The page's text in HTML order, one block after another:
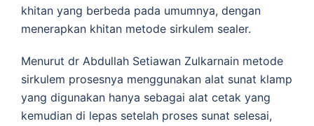
khitan yang berbeda pada umumnya, dengan
menerapkan khitan metode sirkulem sealer.
Menurut dr Abdullah Setiawan Zulkarnain metode
sirkulem prosesnya menggunakan alat sunat klamp
yang digunakan hanya sebagai alat cetak yang
kemudian di lepas setelah proses sunat selesai,